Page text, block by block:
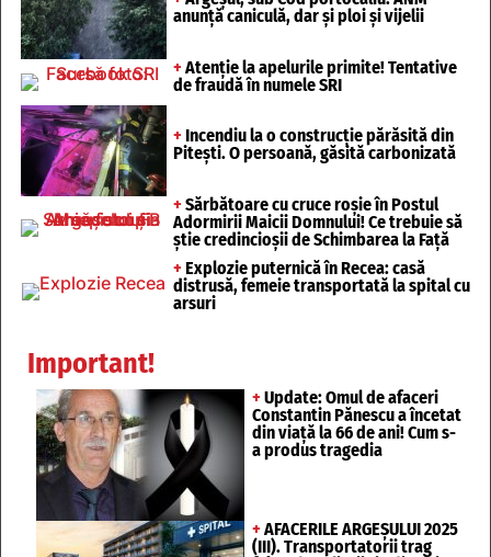
anunță caniculă, dar și ploi și vijelii
+ Atenție la apelurile primite! Tentative
de fraudă în numele SRI
+ Incendiu la o construcție părăsită din
Pitești. O persoană, găsită carbonizată
+ Sărbătoare cu cruce roșie în Postul
Adormirii Maicii Domnului! Ce trebuie să
știe credincioșii de Schimbarea la Față
+ Explozie puternică în Recea: casă
distrusă, femeie transportată la spital cu
arsuri
Important!
+ Update: Omul de afaceri
Constantin Pănescu a încetat
din viață la 66 de ani! Cum s-
a produs tragedia
+ AFACERILE ARGEȘULUI 2025
(III). Transportatorii trag